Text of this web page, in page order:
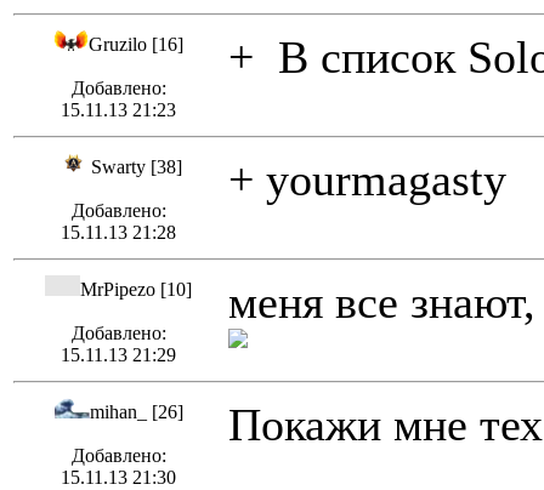
Gruzilo [16]
Добавлено:
15.11.13 21:23
+ В список
Swarty [38]
Добавлено:
15.11.13 21:28
+ yourmagasty
MrPipezo [10]
Добавлено:
15.11.13 21:29
меня все
mihan_ [26]
Добавлено:
15.11.13 21:30
Покажи мне